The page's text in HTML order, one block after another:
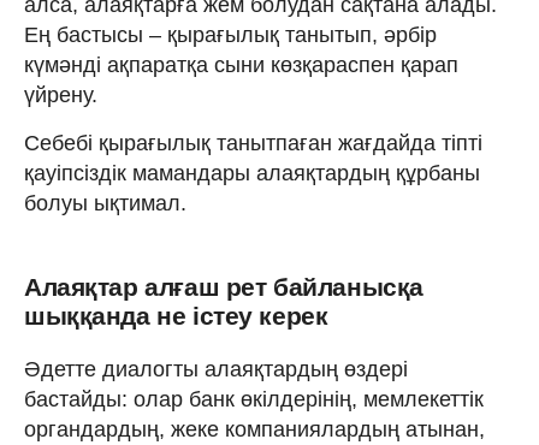
Ең бастысы – қырағылық танытып, әрбір
күмәнді ақпаратқа сыни көзқараспен қарап
үйрену.
Себебі қырағылық танытпаған жағдайда тіпті
қауіпсіздік мамандары алаяқтардың құрбаны
болуы ықтимал.
Алаяқтар алғаш рет байланысқа
шыққанда не істеу керек
Әдетте диалогты алаяқтардың өздері
бастайды: олар банк өкілдерінің, мемлекеттік
органдардың, жеке компаниялардың атынан,